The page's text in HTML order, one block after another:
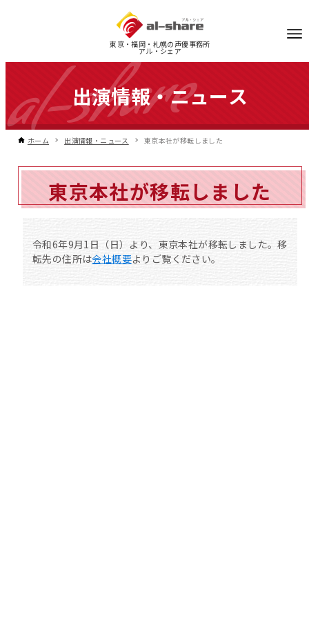
東京・福岡・札幌の声優事務所
アル・シェア
出演情報・ニュース
ホーム 出演情報・ニュース 東京本社が移転しました
東京本社が移転しました
令和6年9月1日（日）より、東京本社が移転しました。移
転先の住所は会社概要よりご覧ください。